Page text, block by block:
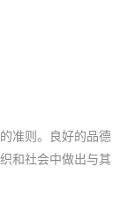
准则。良好的品德
和社会中做出与其